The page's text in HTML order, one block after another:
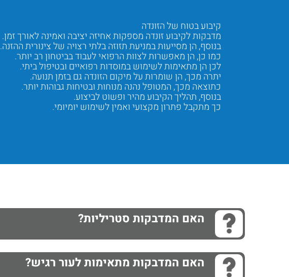
קיבוע בטוח של הזונדה
מדבקות לקיבוע זונדה מספקות אחיזה יציבה ואמינה לאורך זמן.
בנוסף, הן מסייעות במניעת תזוזה בלתי רצויה של צינורית ההזנה.
כמו כן, הן מאפשרות לצוות הרפואי לעבוד בביטחון רב יותר.
לכן הן מתאימות לשימוש במוסדות רפואיים ובטיפול ביתי.
יתרה מכך, הן שומרות על מיקום הזונדה גם בזמן תנועה.
כתוצאה מכך, המטופל נהנה מנוחות ובטיחות גבוהות יותר.
בנוסף, תהליך הקיבוע מהיר ופשוט לביצוע.
כך מתקבל פתרון מקצועי ואמין לשימוש יומיומי.
האם המדבקות סטריליות?
האם המדבקות מתאימות לעור רגיש?